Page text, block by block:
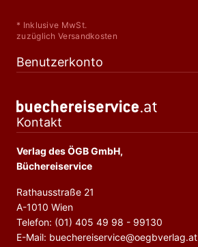
* Inklusive MwSt.
zuzüglich Versandkosten
Benutzerkonto
Kontakt
Verlag des ÖGB GmbH,
Büchereiservice
Rathausstraße 21
A-1010 Wien
Telefon: (01) 405 49 98 - 99130
E-Mail: buechereiservice@oegbverlag.at